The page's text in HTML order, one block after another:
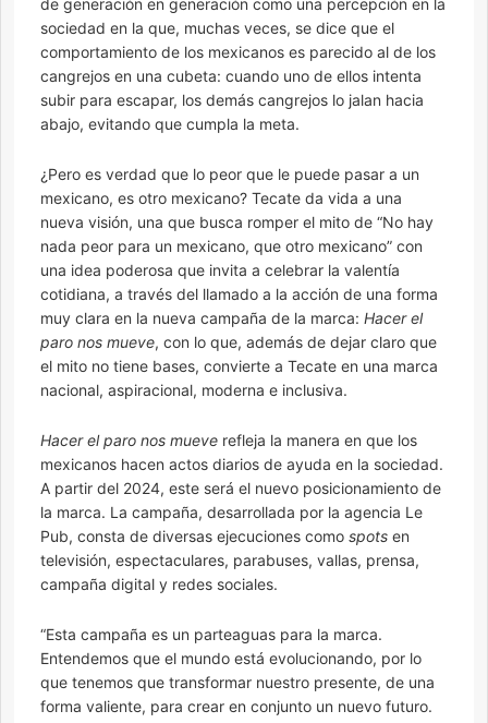
de generación en generación como una percepción en la
sociedad en la que, muchas veces, se dice que el
comportamiento de los mexicanos es parecido al de los
cangrejos en una cubeta: cuando uno de ellos intenta
subir para escapar, los demás cangrejos lo jalan hacia
abajo, evitando que cumpla la meta.
¿Pero es verdad que lo peor que le puede pasar a un
mexicano, es otro mexicano? Tecate da vida a una
nueva visión, una que busca romper el mito de “No hay
nada peor para un mexicano, que otro mexicano” con
una idea poderosa que invita a celebrar la valentía
cotidiana, a través del llamado a la acción de una forma
muy clara en la nueva campaña de la marca: Hacer el
paro nos mueve, con lo que, además de dejar claro que
el mito no tiene bases, convierte a Tecate en una marca
nacional, aspiracional, moderna e inclusiva.
Hacer el paro nos mueve refleja la manera en que los
mexicanos hacen actos diarios de ayuda en la sociedad.
A partir del 2024, este será el nuevo posicionamiento de
la marca. La campaña, desarrollada por la agencia Le
Pub, consta de diversas ejecuciones como spots en
televisión, espectaculares, parabuses, vallas, prensa,
campaña digital y redes sociales.
“Esta campaña es un parteaguas para la marca.
Entendemos que el mundo está evolucionando, por lo
que tenemos que transformar nuestro presente, de una
forma valiente, para crear en conjunto un nuevo futuro.